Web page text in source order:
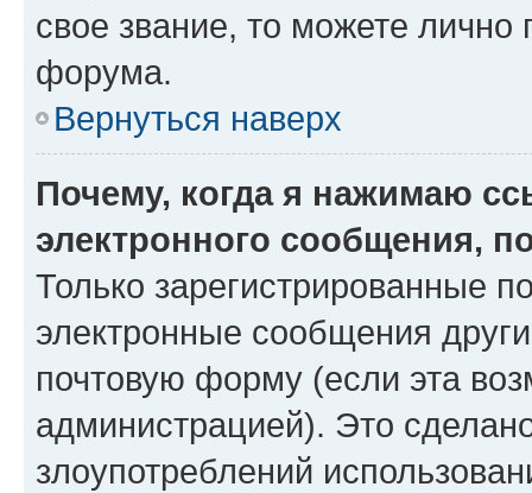
свое звание, то можете лично
форума.
Вернуться наверх
Почему, когда я нажимаю
электронного сообщения,
Только зарегистрированные
электронные сообщения
почтовую форму (если эта
администрацией). Это
злоупотреблений